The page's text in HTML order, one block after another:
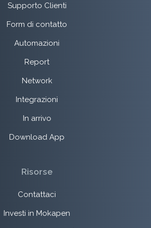
Supporto Clienti
Form di contatto
Automazioni
Report
Network
Integrazioni
In arrivo
Download App
Risorse
Contattaci
Investi in Mokapen